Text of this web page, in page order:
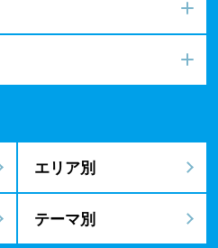
エリア別
テーマ別